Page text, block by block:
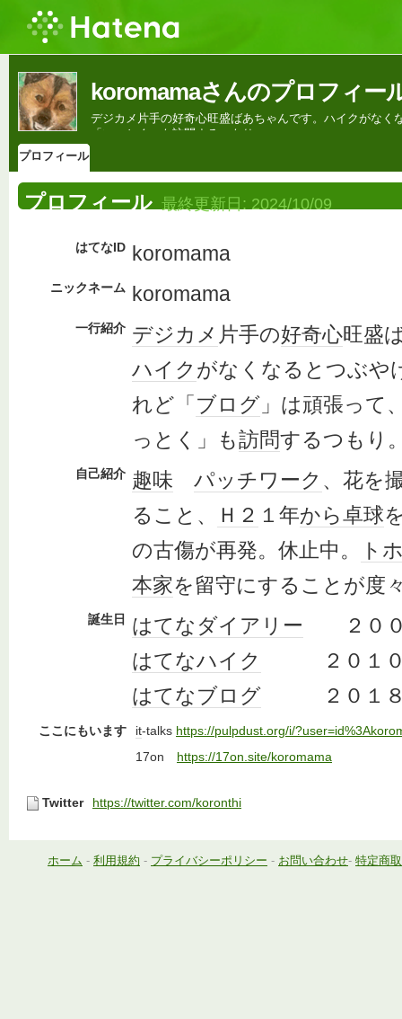
koromamaさんのプロフィー
デジカメ片手の好奇心旺盛ばあちゃんです。ハイクがな
「いっとく」も訪問するつもり。
プロフィール
プロフィール 最終更新日: 2024/10/09
はてなID koromama
ニックネーム koromama
一行紹介 デジカメ 片手の好奇心旺盛
ハイク がなくなるとつぶや
れど「 ブログ 」は頑張って
っとく」も訪問するつもり
自己紹介 趣味 パッチワーク 、花を
ること、
Ｈ２ １年から卓球
の古傷が再発。休止中。
ト
本家を留守にすることが度
誕生日 はてなダイアリー ２００
はてなハイク
２０１０
はてなブログ ２０１８
ここにもいます it-talks https://pulpdust.org/i/
17on https://17on.site/koromama
Twitter https://twitter.com/koronthi
ホーム - 利用規約 - プライバシーポリシー - お問い合わせ- 特定商